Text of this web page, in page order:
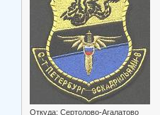
Откуда: Сертолово-Агалатово